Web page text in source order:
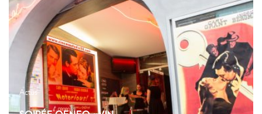
Actus